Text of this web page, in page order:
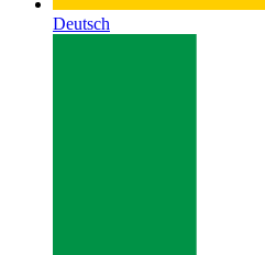
Deutsch